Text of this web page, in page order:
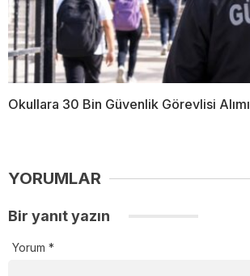
Okullara 30 Bin Güvenlik Görevlisi Alımı
YORUMLAR
Bir yanıt yazın
Yorum *